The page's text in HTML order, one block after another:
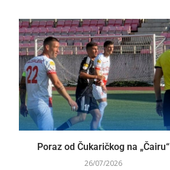
Poraz od Čukaričkog na „Čairu“
26/07/2026